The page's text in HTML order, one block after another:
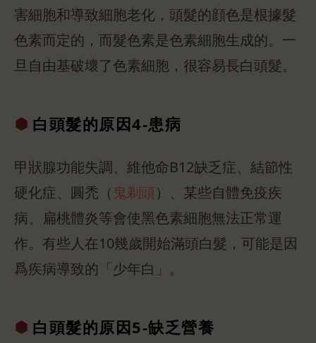
害細胞和導致細胞老化，頭髮的顔色是根據髮
色素而定的，而髮色素是色素細胞生成的。一
旦自由基破壞了色素細胞，很容易長白頭髮。
白頭髮的原因4-患病
甲狀腺功能失調、維他命B12缺乏症、結節性
硬化症、圓禿（ 鬼剃頭）、某些自體免疫疾
病、扁桃體炎等會使黑色素細胞無法正常運
作。有些人在10幾歲開始滿頭白髮，可能是因
爲疾病導致的「少年白」。
白頭髮的原因5-缺乏營養